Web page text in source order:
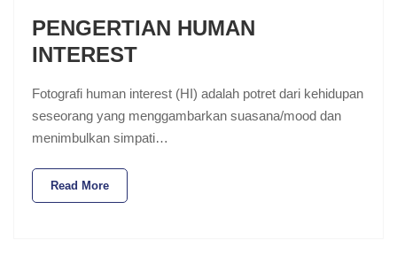
PENGERTIAN HUMAN
INTEREST
Fotografi human interest (HI) adalah potret dari kehidupan
seseorang yang menggambarkan suasana/mood dan
menimbulkan simpati…
Read More